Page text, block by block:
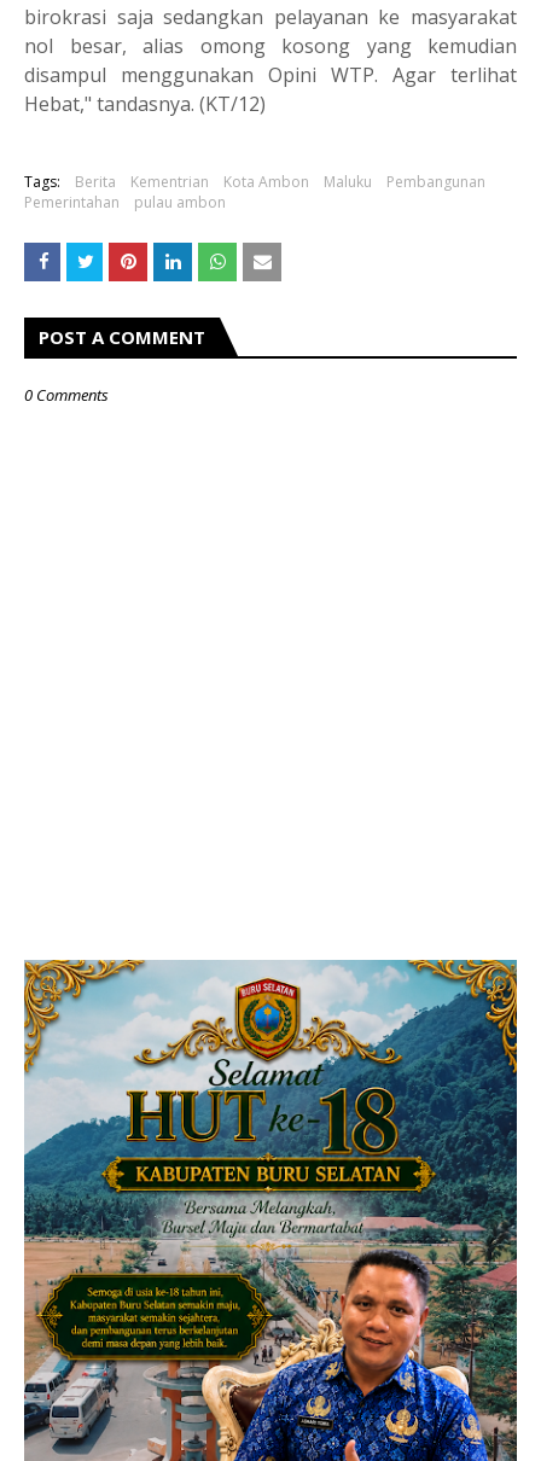
birokrasi saja sedangkan pelayanan ke masyarakat
nol besar, alias omong kosong yang kemudian
disampul menggunakan Opini WTP. Agar terlihat
Hebat," tandasnya. (KT/12)
Tags: Berita Kementrian Kota Ambon Maluku
Pembangunan
Pemerintahan
pulau ambon
POST A COMMENT
0 Comments